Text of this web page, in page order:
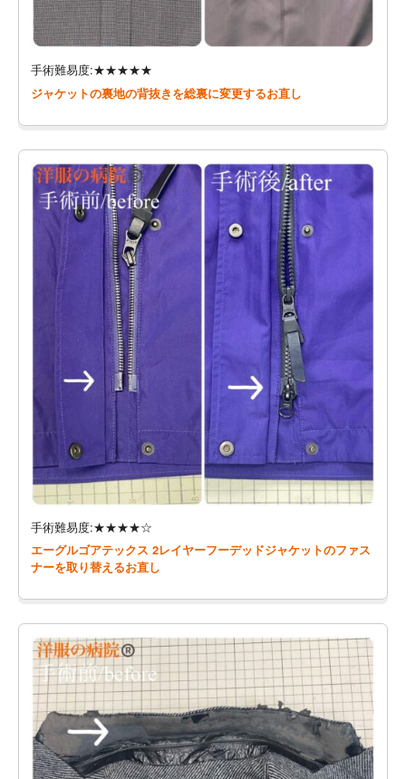
手術難易度:★★★★★
ジャケットの裏地の背抜きを総裏に変更するお直し
手術難易度:★★★★☆
エーグルゴアテックス 2レイヤーフーデッドジャケットのファス
ナーを取り替えるお直し